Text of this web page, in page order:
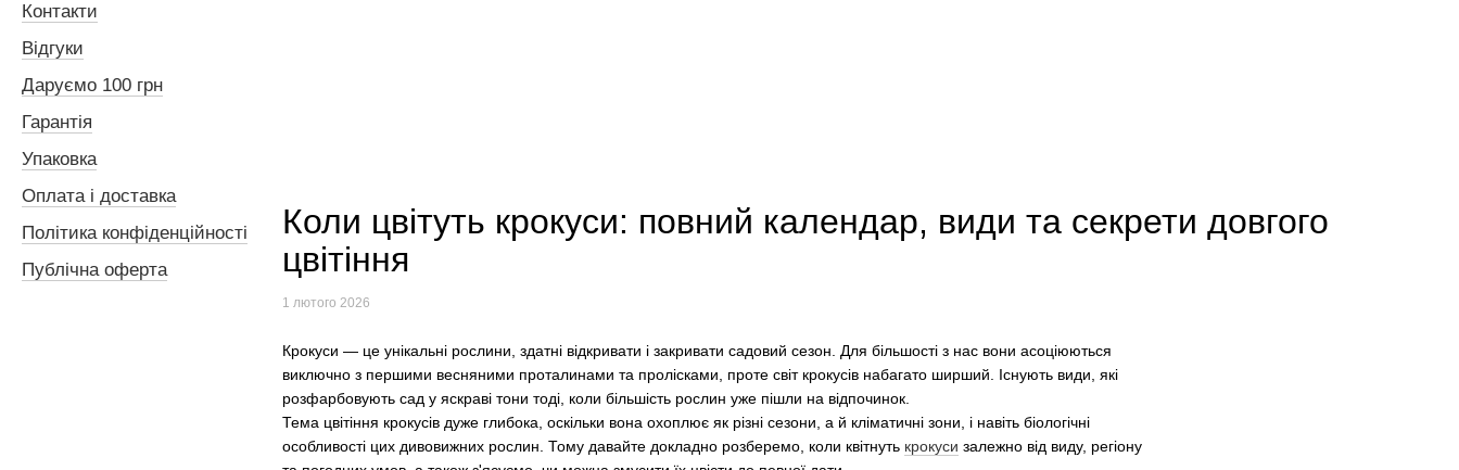
Коли цвітуть крокуси: повний календар, види та секрети довгого
цвітіння
1 лютого 2026
Крокуси — це унікальні рослини, здатні відкривати і закривати садовий сезон. Для більшості з нас вони асоціюються
виключно з першими весняними проталинами та пролісками, проте світ крокусів набагато ширший. Існують види, які
розфарбовують сад у яскраві тони тоді, коли більшість рослин уже пішли на відпочинок.
Тема цвітіння крокусів дуже глибока, оскільки вона охоплює як різні сезони, а й кліматичні зони, і навіть біологічні
особливості цих дивовижних рослин. Тому давайте докладно розберемо, коли квітнуть крокуси залежно від виду, регіону
Контакти
Відгуки
Даруємо 100 грн
Гарантія
Упаковка
Оплата і доставка
Політика конфіденційності
Публічна оферта